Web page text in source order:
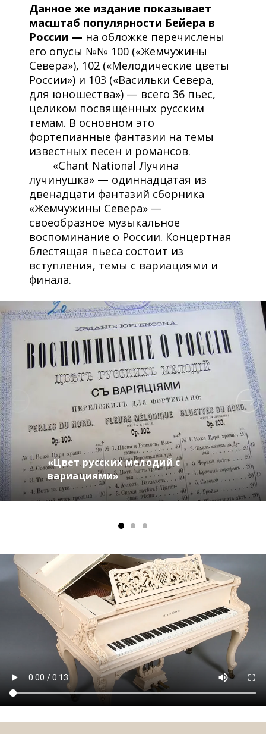
Данное же издание показывает
масштаб популярности Бейера в
России — на обложке перечислены
его опусы №№ 100 («Жемчужины
Севера»), 102 («Мелодические цветы
России») и 103 («Васильки Севера,
для юношества») — всего 36 пьес,
целиком посвящённых русским
темам. В основном это
фортепианные фантазии на темы
известных песен и романсов.
«Chant National Лучина
лучинушка» — одиннадцатая из
двенадцати фантазий сборника
«Жемчужины Севера» —
своеобразное музыкальное
воспоминание о России. Концертная
блестящая пьеса состоит из
вступления, темы с вариациями и
финала.
«Цвет русских мелодий с
вариациями»